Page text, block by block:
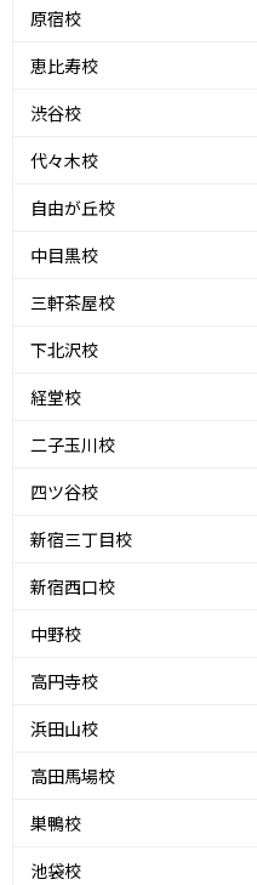
原宿校
恵比寿校
渋谷校
代々木校
自由が丘校
中目黒校
三軒茶屋校
下北沢校
経堂校
二子玉川校
四ツ谷校
新宿三丁目校
新宿西口校
中野校
高円寺校
浜田山校
高田馬場校
巣鴨校
池袋校